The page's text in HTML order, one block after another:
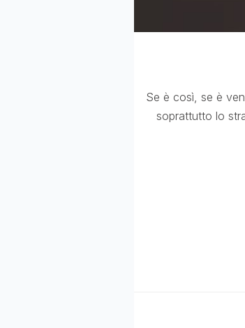
Se è così, se è
soprattutto lo